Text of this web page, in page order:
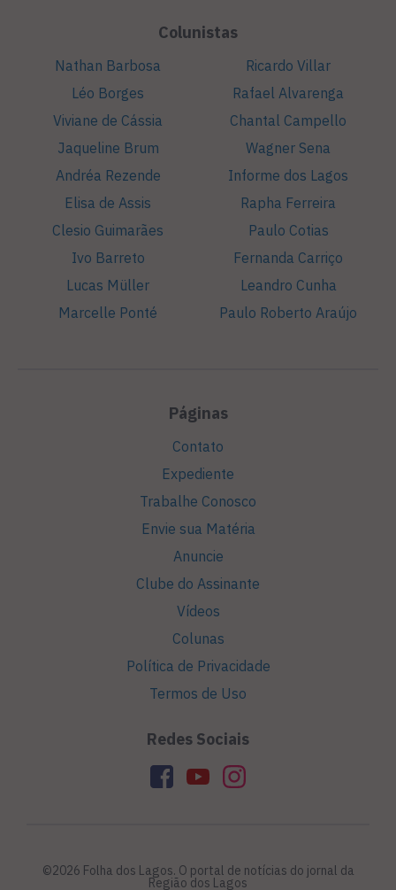
Colunistas
Nathan Barbosa
Léo Borges
Viviane de Cássia
Jaqueline Brum
Andréa Rezende
Elisa de Assis
Clesio Guimarães
Ivo Barreto
Lucas Müller
Marcelle Ponté
Ricardo Villar
Rafael Alvarenga
Chantal Campello
Wagner Sena
Informe dos Lagos
Rapha Ferreira
Paulo Cotias
Fernanda Carriço
Leandro Cunha
Paulo Roberto Araújo
Páginas
Contato
Expediente
Trabalhe Conosco
Envie sua Matéria
Anuncie
Clube do Assinante
Vídeos
Colunas
Política de Privacidade
Termos de Uso
Redes Sociais
©2026 Folha dos Lagos. O portal de notícias do jornal da
Região dos Lagos